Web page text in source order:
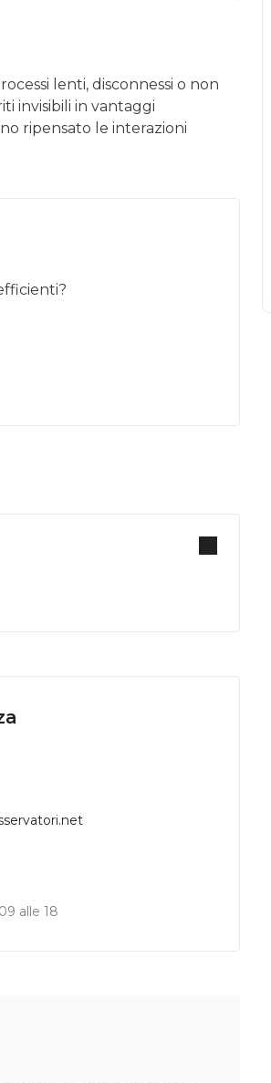
lenti, disconnessi o non
invisibili in vantaggi
ripensato le interazioni
alle 18